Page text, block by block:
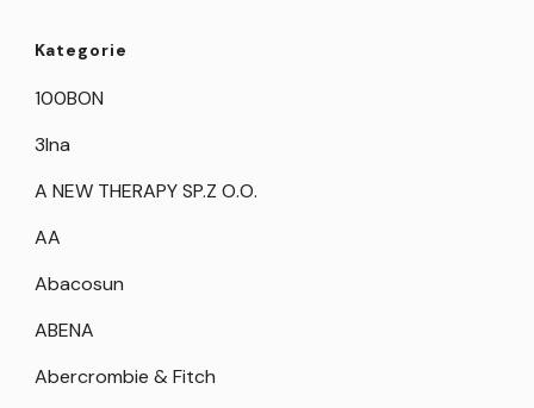
Kategorie
100BON
3Ina
A NEW THERAPY SP.Z O.O.
AA
Abacosun
ABENA
Abercrombie & Fitch